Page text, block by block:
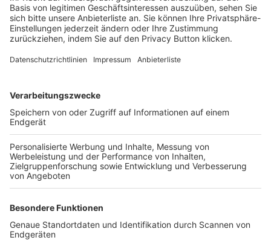
Login SpielPlus
FOLGE DEM BFV
TOP-VEREINE
TOP-PARTNER